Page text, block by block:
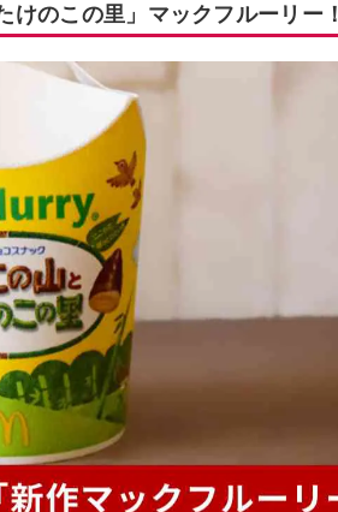
のこの里」マックフルーリー！